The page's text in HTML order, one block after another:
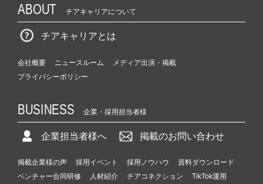
ABOUT チアキャリアについて
チアキャリアとは
会社概要 ニュースルーム
メディア出演・掲載
プライバシーポリシー
BUSINESS 企業・採用担当者様
企業担当者様へ 掲載のお問い合わせ
掲載企業様の声 採用イベント 採用ノウハウ
資料ダウンロード
ベンチャー合同研修
人材紹介 チアコネクション TikTok運用